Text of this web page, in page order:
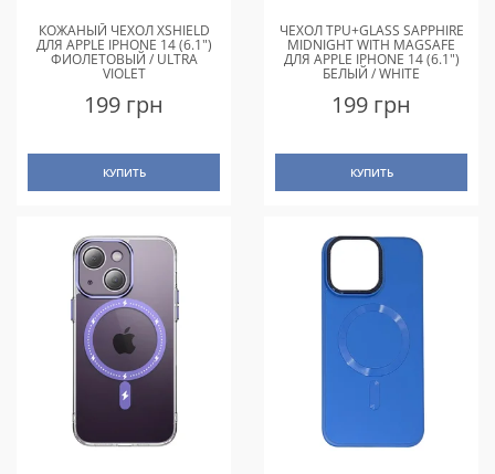
КОЖАНЫЙ ЧЕХОЛ XSHIELD
ДЛЯ APPLE IPHONE 14 (6.1")
ФИОЛЕТОВЫЙ / ULTRA
VIOLET
199 грн
КУПИТЬ
ЧЕХОЛ TPU+GLASS SAPPHIRE
MIDNIGHT WITH MAGSAFE
ДЛЯ APPLE IPHONE 14 (6.1")
БЕЛЫЙ / WHITE
199 грн
КУПИТЬ